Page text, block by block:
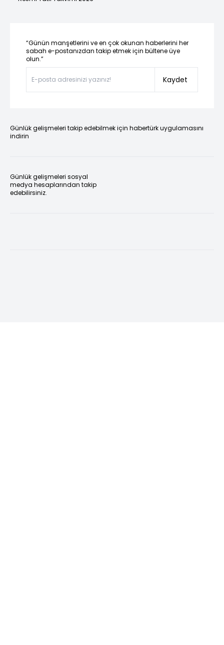
“Günün manşetlerini ve en çok okunan haberlerini her
sabah e-postanızdan takip etmek için bültene üye
olun.”
Kaydet
Günlük gelişmeleri takip edebilmek için habertürk uygulamasını
indirin
Günlük gelişmeleri sosyal
medya hesaplarından takip
edebilirsiniz.